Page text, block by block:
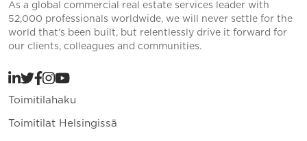
As a global commercial real estate services leader with
52,000 professionals worldwide, we will never settle for the
world that’s been built, but relentlessly drive it forward for
our clients, colleagues and communities.
Toimitilahaku
Toimitilat Helsingissä